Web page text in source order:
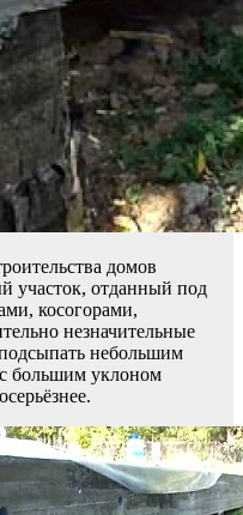
домов
участок, отданный под
косогорами,
незначительные
небольшим
с большим уклоном